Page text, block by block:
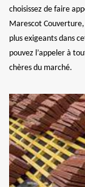
choisissez de faire
Marescot
plus exigeants dans
pouvez l’appeler à
chères du marché.